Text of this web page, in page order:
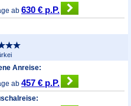
ab630 € p.P.
Anreise:
ab457 € p.P.